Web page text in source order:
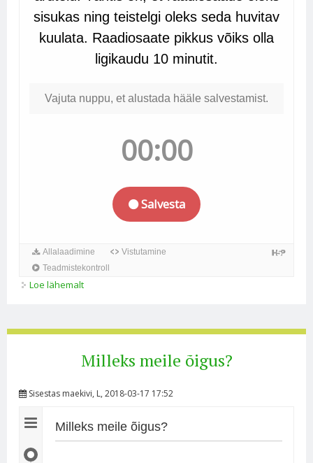
Loe lähemalt
Milleks meile õigus?
Sisestas maekivi, L, 2018-03-17 17:52